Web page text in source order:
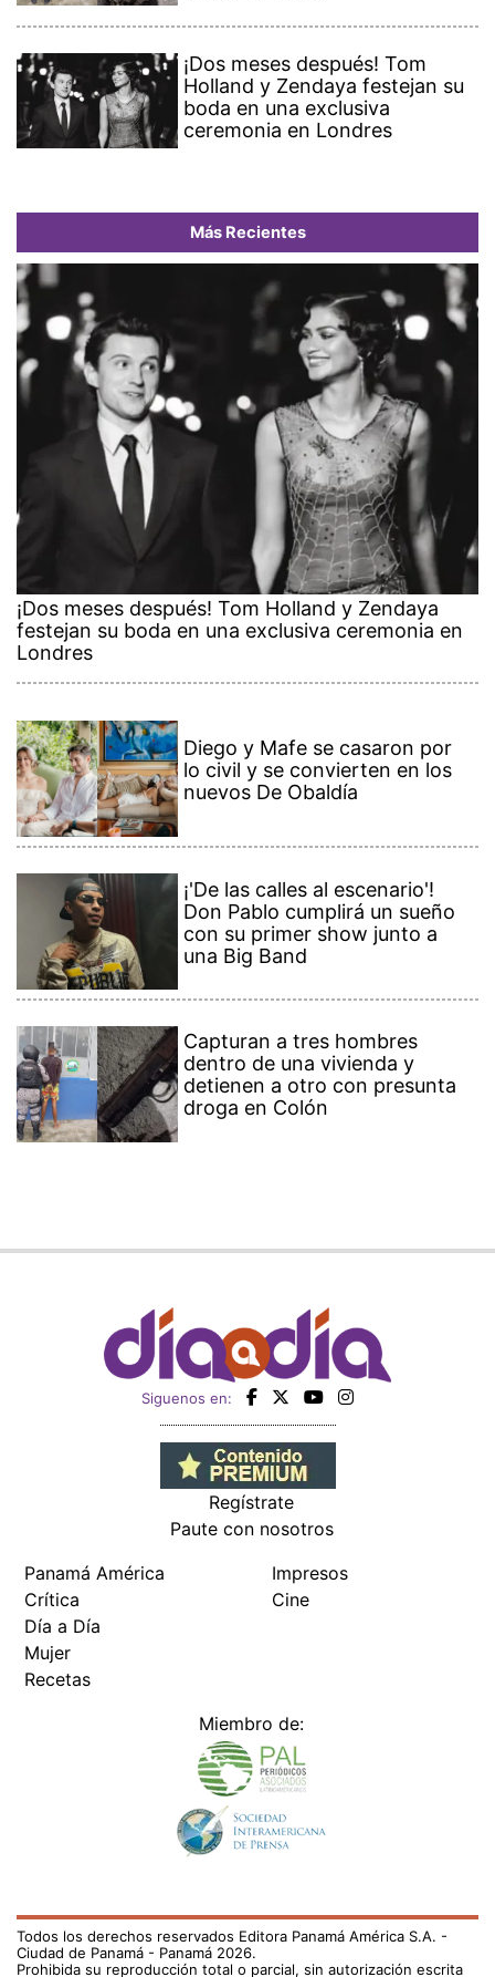
¡Dos meses después! Tom
Holland y Zendaya festejan su
boda en una exclusiva
ceremonia en Londres
Más Recientes
¡Dos meses después! Tom Holland y Zendaya
festejan su boda en una exclusiva ceremonia en
Londres
Diego y Mafe se casaron por
lo civil y se convierten en los
nuevos De Obaldía
¡'De las calles al escenario'!
Don Pablo cumplirá un sueño
con su primer show junto a
una Big Band
Capturan a tres hombres
dentro de una vivienda y
detienen a otro con presunta
droga en Colón
Siguenos en:
Regístrate
Paute con nosotros
Panamá América
Crítica
Día a Día
Mujer
Recetas
Impresos
Cine
Miembro de:
Todos los derechos reservados Editora Panamá América S.A. -
Ciudad de Panamá - Panamá 2026.
Prohibida su reproducción total o parcial, sin autorización escrita